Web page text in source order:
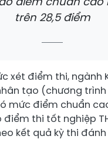
trên 28,5 điểm
xét điểm thi, ngành
tạo (chương
mức điểm chuẩn
điểm thi tốt nghiệp
kết quả kỳ thi